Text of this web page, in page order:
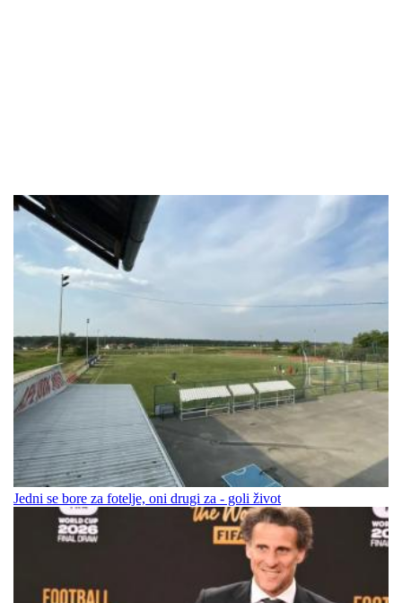
Jedni se bore za fotelje, oni drugi za - goli život